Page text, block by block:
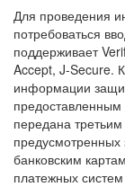
Для проведения
потребоваться
поддерживает
Accept, J-Secure.
информации
передана
банковским
платежных